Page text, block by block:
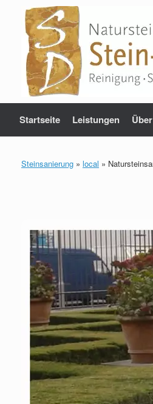
springen
Startseite Leistungen
Steinsanierung » local »